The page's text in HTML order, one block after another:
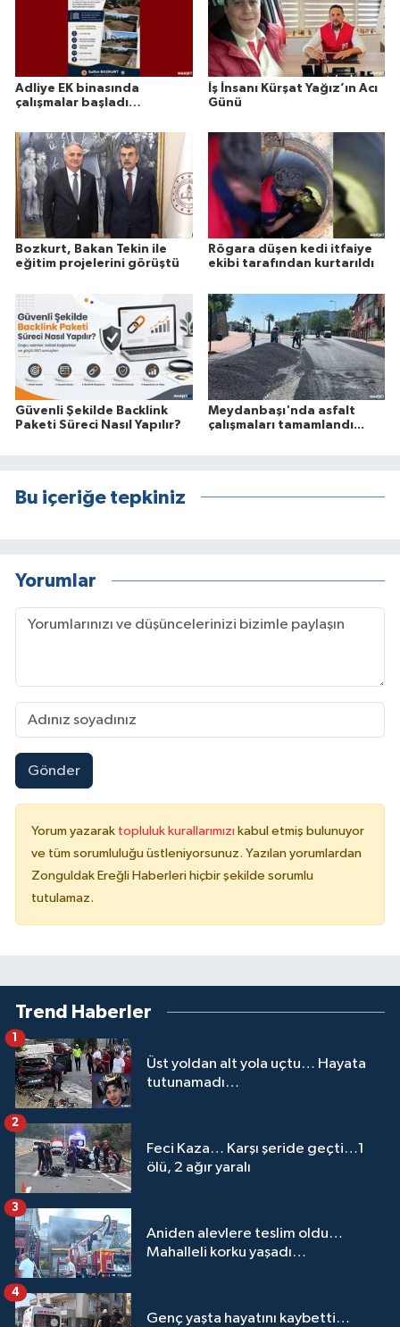
Adliye EK binasında
çalışmalar başladı…
İş İnsanı Kürşat Yağız’ın Acı
Günü
Bozkurt, Bakan Tekin ile
eğitim projelerini görüştü
Rögara düşen kedi itfaiye
ekibi tarafından kurtarıldı
Güvenli Şekilde Backlink
Paketi Süreci Nasıl Yapılır?
Meydanbaşı'nda asfalt
çalışmaları tamamlandı...
Bu içeriğe tepkiniz
Yorumlar
Gönder
Yorum yazarak topluluk kurallarımızı kabul etmiş bulunuyor
ve tüm sorumluluğu üstleniyorsunuz. Yazılan yorumlardan
Zonguldak Ereğli Haberleri hiçbir şekilde sorumlu
tutulamaz.
Trend Haberler
Üst yoldan alt yola uçtu… Hayata
tutunamadı…
1
Feci Kaza… Karşı şeride geçti…1
ölü, 2 ağır yaralı
2
Aniden alevlere teslim oldu…
Mahalleli korku yaşadı…
3
Genç yaşta hayatını kaybetti…
4